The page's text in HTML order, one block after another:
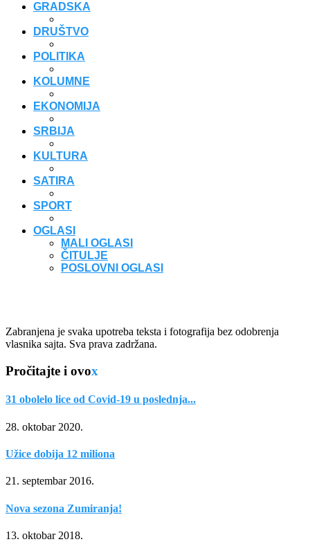
GRADSKA
DRUŠTVO
POLITIKA
KOLUMNE
EKONOMIJA
SRBIJA
KULTURA
SATIRA
SPORT
OGLASI
MALI OGLASI
ČITULJE
POSLOVNI OGLASI
Zabranjena je svaka upotreba teksta i fotografija bez odobrenja
vlasnika sajta. Sva prava zadržana.
Pročitajte i ovox
31 obolelo lice od Covid-19 u poslednja...
28. oktobar 2020.
Užice dobija 12 miliona
21. septembar 2016.
Nova sezona Zumiranja!
13. oktobar 2018.